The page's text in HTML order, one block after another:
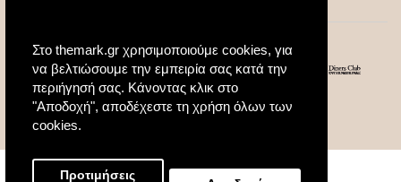
Στο themark.gr χρησιμοποιούμε cookies, για
να βελτιώσουμε την εμπειρία σας κατά την
περιήγησή σας. Κάνοντας κλικ στο
"Αποδοχή", αποδέχεστε τη χρήση όλων των
cookies.
Προτιμήσεις
© 2020 All Rights Reserved. Created by